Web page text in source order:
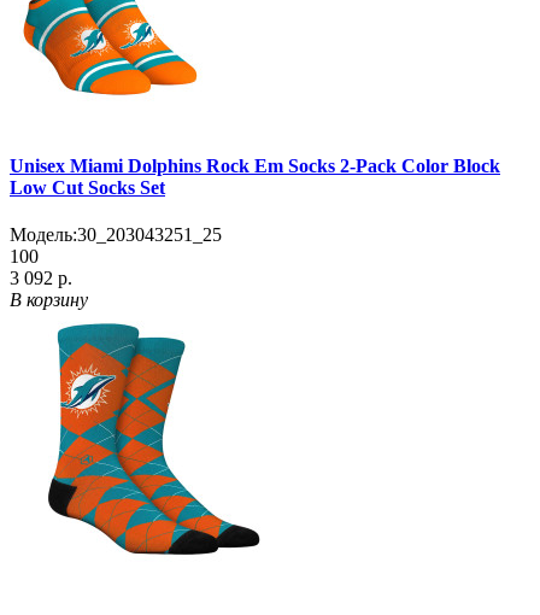
Unisex Miami Dolphins Rock Em Socks 2-Pack Color Block
Low Cut Socks Set
Модель:30_203043251_25
100
3 092 р.
В корзину